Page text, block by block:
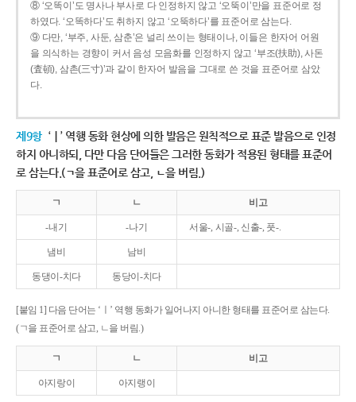
⑧ ‘오똑이’도 명사나 부사로 다 인정하지 않고 ‘오뚝이’만을 표준어로 정
하였다. ‘오똑하다’도 취하지 않고 ‘오뚝하다’를 표준어로 삼는다.
⑨ 다만, ‘부주, 사둔, 삼춘’은 널리 쓰이는 형태이나, 이들은 한자어 어원
을 의식하는 경향이 커서 음성 모음화를 인정하지 않고 ‘부조(扶助), 사돈
(査頓), 삼촌(三寸)’과 같이 한자어 발음을 그대로 쓴 것을 표준어로 삼았
다.
제9항 ‘ㅣ’ 역행 동화 현상에 의한 발음은 원칙적으로 표준 발음으로 인정
하지 아니하되, 다만 다음 단어들은 그러한 동화가 적용된 형태를 표준어
로 삼는다.(ㄱ을 표준어로 삼고, ㄴ을 버림.)
ㄱ ㄴ 비고
-내기 -나기 서울-, 시골-, 신출-, 풋-.
냄비 남비
동댕이-치다 동당이-치다
[붙임 1] 다음 단어는 ‘ㅣ’ 역행 동화가 일어나지 아니한 형태를 표준어로 삼는다.
(ㄱ을 표준어로 삼고, ㄴ을 버림.)
ㄱ ㄴ 비고
아지랑이 아지랭이